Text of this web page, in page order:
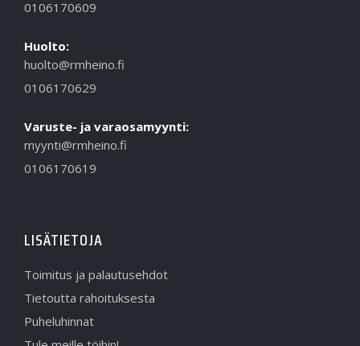
0106170609
Huolto:
huolto@rmheino.fi
0106170629
Varuste- ja varaosamyynti:
myynti@rmheino.fi
0106170619
LISÄTIETOJA
Toimitus ja palautusehdot
Tietoutta rahoituksesta
Puheluhinnat